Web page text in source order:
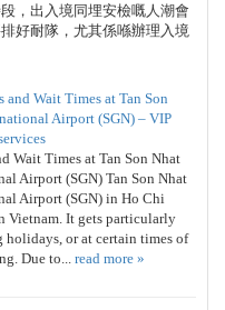
，出入境同埋安檢嘅人潮會
好耐隊，尤其係喺辦理入境
and Wait Times at Tan Son
Airport (SGN) – VIP
Wait Times at Tan Son Nhat
Airport (SGN) Tan Son Nhat
Airport (SGN) in Ho Chi
Vietnam. It gets particularly
holidays, or at certain times of
Due to... read more »